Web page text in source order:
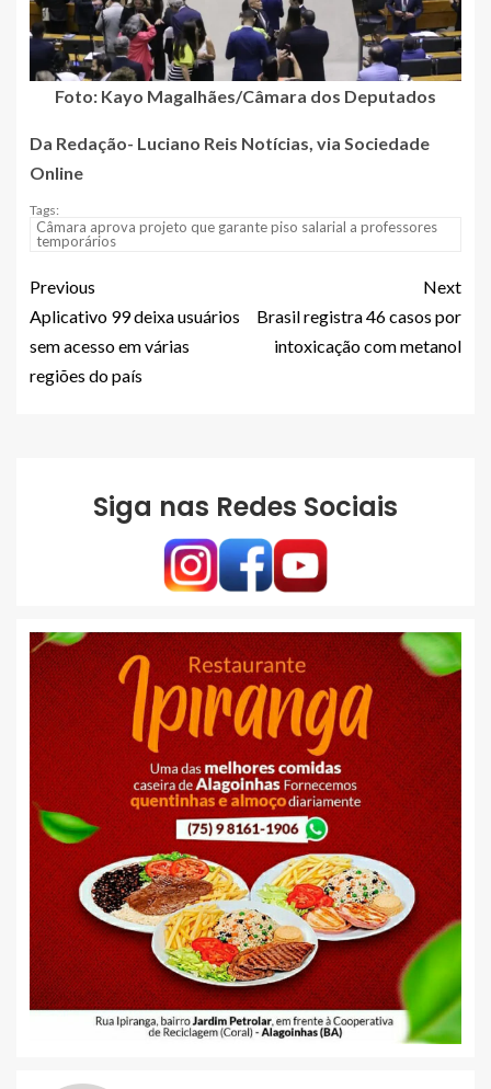
Foto: Kayo Magalhães/Câmara dos Deputados
Da Redação- Luciano Reis Notícias, via Sociedade
Online
Tags:
Câmara aprova projeto que garante piso salarial a professores
temporários
Previous
Aplicativo 99 deixa usuários
sem acesso em várias
regiões do país
Next
Brasil registra 46 casos por
intoxicação com metanol
Siga nas Redes Sociais